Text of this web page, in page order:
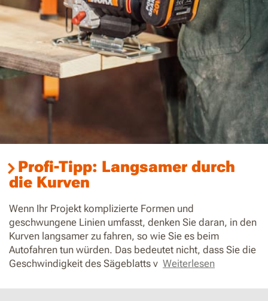
Profi-Tipp: Langsamer durch
die Kurven
Wenn Ihr Projekt komplizierte Formen und
geschwungene Linien umfasst, denken Sie daran, in den
Kurven langsamer zu fahren, so wie Sie es beim
Autofahren tun würden. Das bedeutet nicht, dass Sie die
Geschwindigkeit des Sägeblatts v Weiterlesen